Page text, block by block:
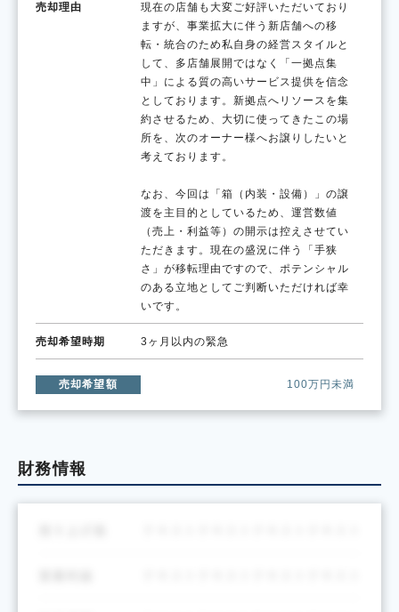
売却理由
現在の店舗も大変ご好評いただいており
ますが、事業拡大に伴う新店舗への移
転・統合のため私自身の経営スタイルと
して、多店舗展開ではなく「一拠点集
中」による質の高いサービス提供を信念
としております。新拠点へリソースを集
約させるため、大切に使ってきたこの場
所を、次のオーナー様へお譲りしたいと
考えております。
なお、今回は「箱（内装・設備）」の譲
渡を主目的としているため、運営数値
（売上・利益等）の開示は控えさせてい
ただきます。現在の盛況に伴う「手狭
さ」が移転理由ですので、ポテンシャル
のある立地としてご判断いただければ幸
いです。
売却希望時期 3ヶ月以内の緊急
売却希望額 100万円未満
財務情報